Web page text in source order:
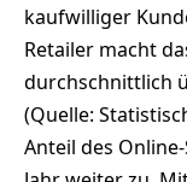
kaufwilliger
Retailer macht
durchschnittlich
(Quelle:
Anteil des